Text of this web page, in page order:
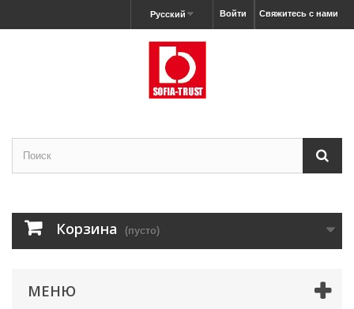
Свяжитесь с нами
Войти
Русский
Корзина (пусто)
МЕНЮ